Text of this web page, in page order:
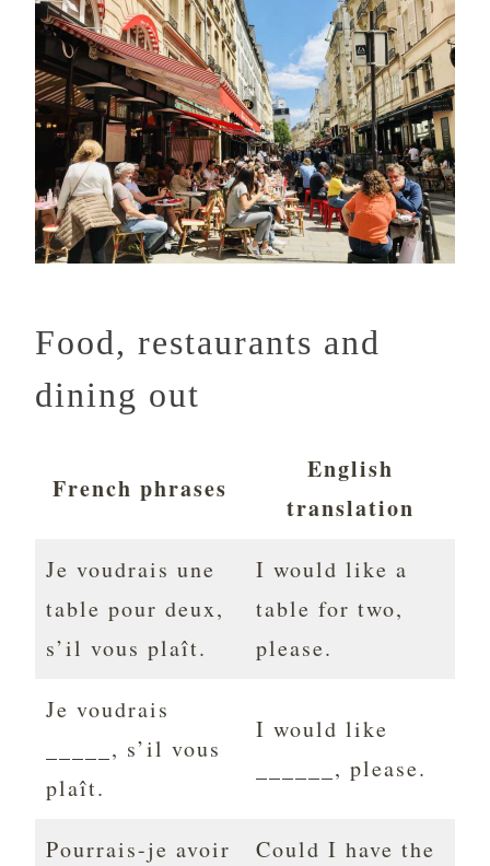
Food, restaurants and
dining out
French phrases
English
translation
Je voudrais une
table pour deux,
s’il vous plaît.
I would like a
table for two,
please.
Je voudrais
_____, s’il vous
plaît.
I would like
______, please.
Pourrais-je avoir
Could I have the